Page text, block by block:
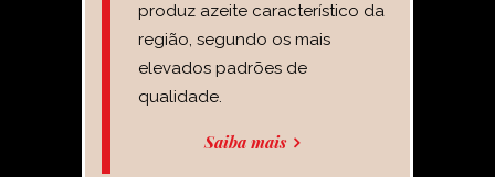
produz azeite característico da
região, segundo os mais
elevados padrões de
qualidade.
Saiba mais